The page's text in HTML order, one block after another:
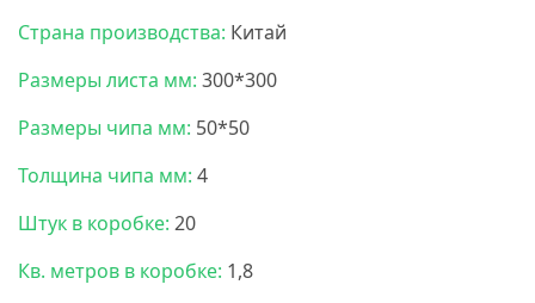
Страна производства: Китай
Размеры листа мм: 300*300
Размеры чипа мм: 50*50
Толщина чипа мм: 4
Штук в коробке: 20
Кв. метров в коробке: 1,8